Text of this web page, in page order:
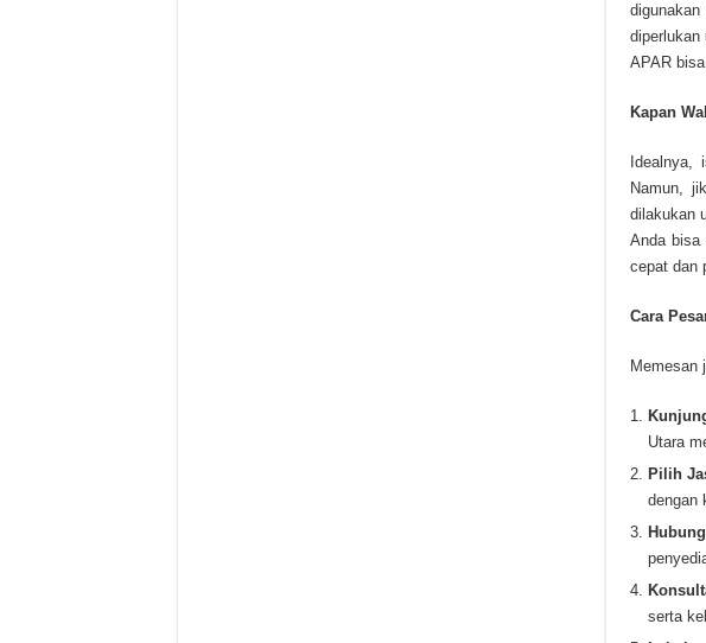
diperlukan
APAR
Kapan
Namun,
dilakukan
Anda bisa
cepat dan
Cara
Memesan
Utara
Pilih
dengan
serta